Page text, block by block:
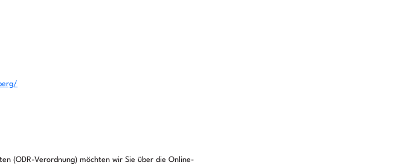
(ODR-Verordnung) möchten wir Sie über die Online-